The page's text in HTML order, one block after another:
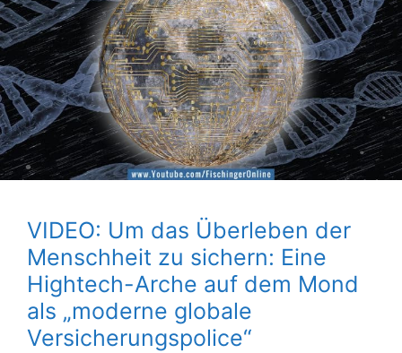
VIDEO: Um das Überleben der
Menschheit zu sichern: Eine
Hightech-Arche auf dem Mond
als „moderne globale
Versicherungspolice“